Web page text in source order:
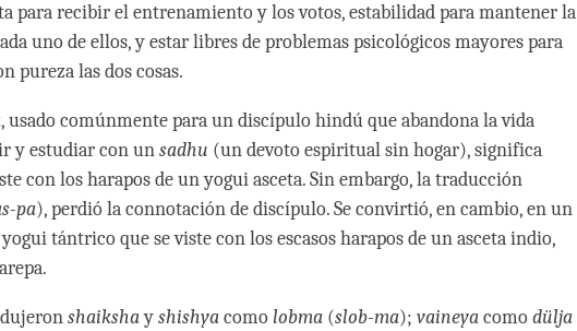
para recibir el entrenamiento y los votos, estabilidad para mantener la
uno de ellos, y estar libres de problemas psicológicos mayores para
pureza las dos cosas.
, usado comúnmente para un discípulo hindú que abandona la vida
y estudiar con unsadhu (un devoto espiritual sin hogar), significa
con los harapos de un yogui asceta. Sin embargo, la traducción
pa), perdió la connotación de discípulo. Se convirtió, en cambio, en un
tántrico que se viste con los escasos harapos de un asceta indio,
shaikshayshishyacomo lobma (slob-ma); vaineyacomodülja